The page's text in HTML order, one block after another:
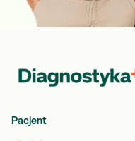
Pacjent